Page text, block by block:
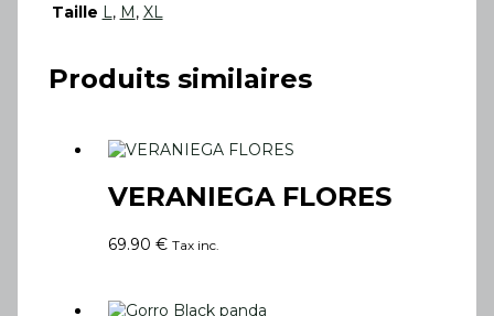
Taille L, M, XL
Produits similaires
VERANIEGA FLORES
69.90 € Tax inc.